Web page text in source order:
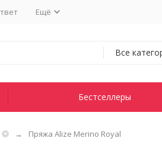
Ещё
Все
Бестселлеры
Пряжа Alize Merino Royal